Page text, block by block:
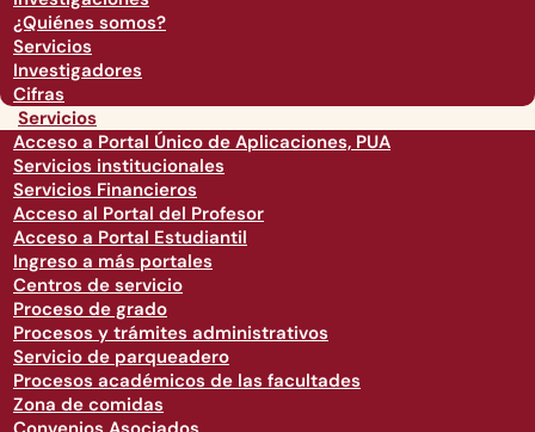
¿Quiénes somos?
Servicios
Investigadores
Cifras
Servicios
Acceso a Portal Único de Aplicaciones, PUA
Servicios institucionales
Servicios Financieros
Acceso al Portal del Profesor
Acceso a Portal Estudiantil
Ingreso a más portales
Centros de servicio
Proceso de grado
Procesos y trámites administrativos
Servicio de parqueadero
Procesos académicos de las facultades
Zona de comidas